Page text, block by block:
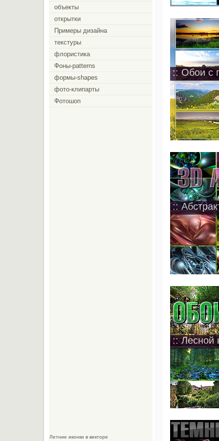
:: Обои с
::
:: Лесной
объекты
открытки
Примеры дизайна
текстуры
флористика
Фоны-patterns
формы-shapes
фото-клипарты
Фотошоп
Летние иконки в векторе